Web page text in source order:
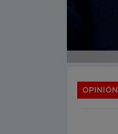
OPINIÓN